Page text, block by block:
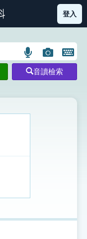
部首索引表圖示
登入
語
言
搜
示
圖
片
搜
開
鍵
圖
音讀檢索